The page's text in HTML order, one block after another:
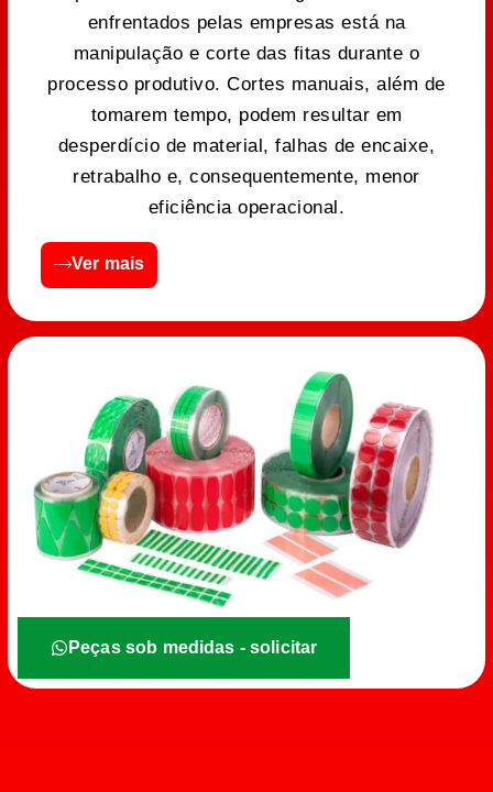
enfrentados pelas empresas está na
manipulação e corte das fitas durante o
processo produtivo. Cortes manuais, além de
tomarem tempo, podem resultar em
desperdício de material, falhas de encaixe,
retrabalho e, consequentemente, menor
eficiência operacional.
Ver mais
Peças sob medidas - solicitar